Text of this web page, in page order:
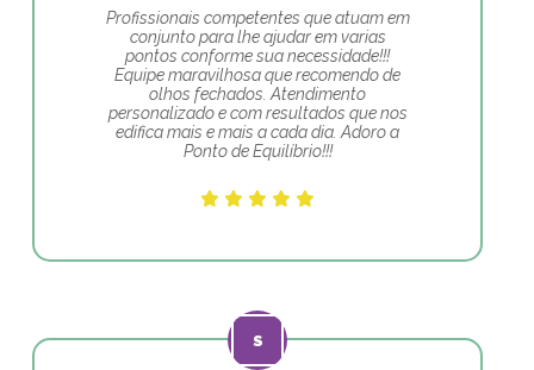
Profissionais competentes que atuam em
conjunto para lhe ajudar em varias
pontos conforme sua necessidade!!!
Equipe maravilhosa que recomendo de
olhos fechados. Atendimento
personalizado e com resultados que nos
edifica mais e mais a cada dia. Adoro a
Ponto de Equilíbrio!!!